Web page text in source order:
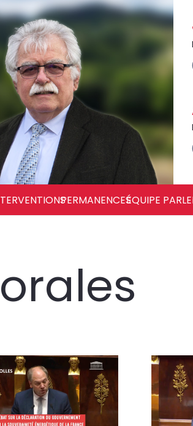
PERMANENCESÉQUIPE